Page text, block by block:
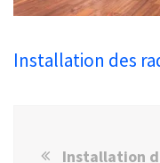
Installation des
Installation